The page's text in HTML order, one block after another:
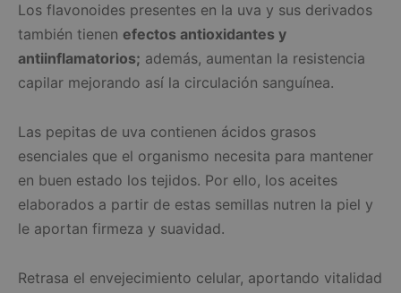
Los flavonoides presentes en la uva y sus derivados
también tienen efectos antioxidantes y
antiinflamatorios; además, aumentan la resistencia
capilar mejorando así la circulación sanguínea.
Las pepitas de uva contienen ácidos grasos
esenciales que el organismo necesita para mantener
en buen estado los tejidos. Por ello, los aceites
elaborados a partir de estas semillas nutren la piel y
le aportan firmeza y suavidad.
Retrasa el envejecimiento celular, aportando vitalidad